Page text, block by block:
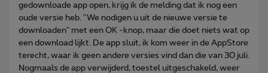
gedownloade app open, krijg ik de melding dat ik nog een
oude versie heb. "We nodigen u uit de nieuwe versie te
downloaden" met een OK -knop, maar die doet niets wat op
een download lijkt. De app sluit, ik kom weer in de AppStore
terecht, waar ik geen andere versies vind dan die van 30 juli.
Nogmaals de app verwijderd, toestel uitgeschakeld, weer